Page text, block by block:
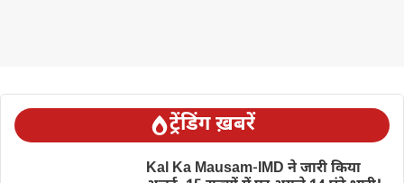
ट्रेंडिंग ख़बरें
Kal Ka Mausam-IMD ने जारी किया